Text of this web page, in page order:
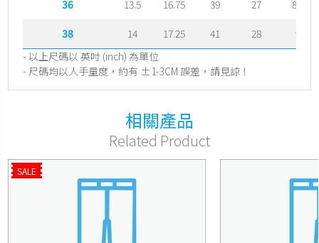
36 13.5 16.75 39 27 8.5
38 14 17.25 41 28
9
- 以上尺碼以 英吋 (inch) 為單位
- 尺碼均以人手量度，約有 ±1-3CM 誤差，請見諒！
相關產品
Related Product
SALE